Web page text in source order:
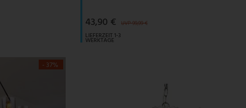
43,90 € UVP 99,99 €
LIEFERZEIT 1-3
WERKTAGE
- 37%